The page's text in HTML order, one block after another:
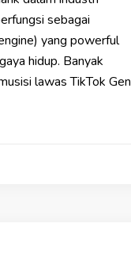
sebagai
yang powerful
hidup. Banyak
lawas TikTok Gen